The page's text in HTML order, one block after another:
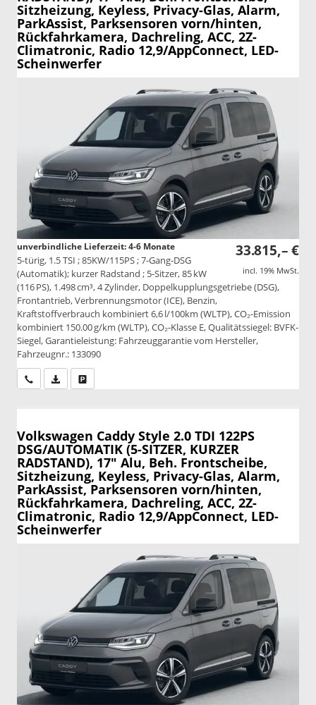
Sitzheizung, Keyless, Privacy-Glas, Alarm,
ParkAssist, Parksensoren vorn/hinten,
Rückfahrkamera, Dachreling, ACC, 2Z-
Climatronic, Radio 12,9/AppConnect, LED-
Scheinwerfer
33.815,– €
incl. 19% MwSt.
unverbindliche Lieferzeit: 4-6 Monate
5-türig, 1.5 TSI ; 85KW/115PS ; 7-Gang-DSG
(Automatik); kurzer Radstand ; 5-Sitzer, 85 kW
(116 PS), 1.498 cm³, 4 Zylinder, Doppelkupplungsgetriebe (DSG),
Frontantrieb, Verbrennungsmotor (ICE), Benzin,
Kraftstoffverbrauch kombiniert 6,6 l/100km (WLTP), CO₂-Emission
kombiniert 150.00 g/km (WLTP), CO₂-Klasse E, Qualitätssiegel: BVFK-
Siegel, Garantieleistung: Fahrzeuggarantie vom Hersteller,
Fahrzeugnr.: 133090
Wir rufen Sie anPDF-Datei, Fahrzeugexposé drucken
Volkswagen Caddy Style 2.0 TDI 122PS
DSG/AUTOMATIK (5-SITZER, KURZER
RADSTAND), 17" Alu, Beh. Frontscheibe,
Sitzheizung, Keyless, Privacy-Glas, Alarm,
ParkAssist, Parksensoren vorn/hinten,
Rückfahrkamera, Dachreling, ACC, 2Z-
Climatronic, Radio 12,9/AppConnect, LED-
Scheinwerfer